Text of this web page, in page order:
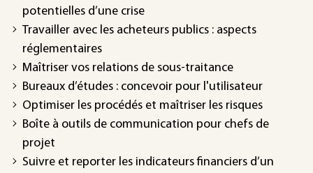
potentielles d’une crise
Travailler avec les acheteurs publics : aspects
réglementaires
Maîtriser vos relations de sous-traitance
Bureaux d’études : concevoir pour l'utilisateur
Optimiser les procédés et maîtriser les risques
Boîte à outils de communication pour chefs de
projet
Suivre et reporter les indicateurs financiers d’un